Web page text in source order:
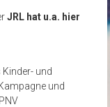
JRL hat u.a. hier
und
und